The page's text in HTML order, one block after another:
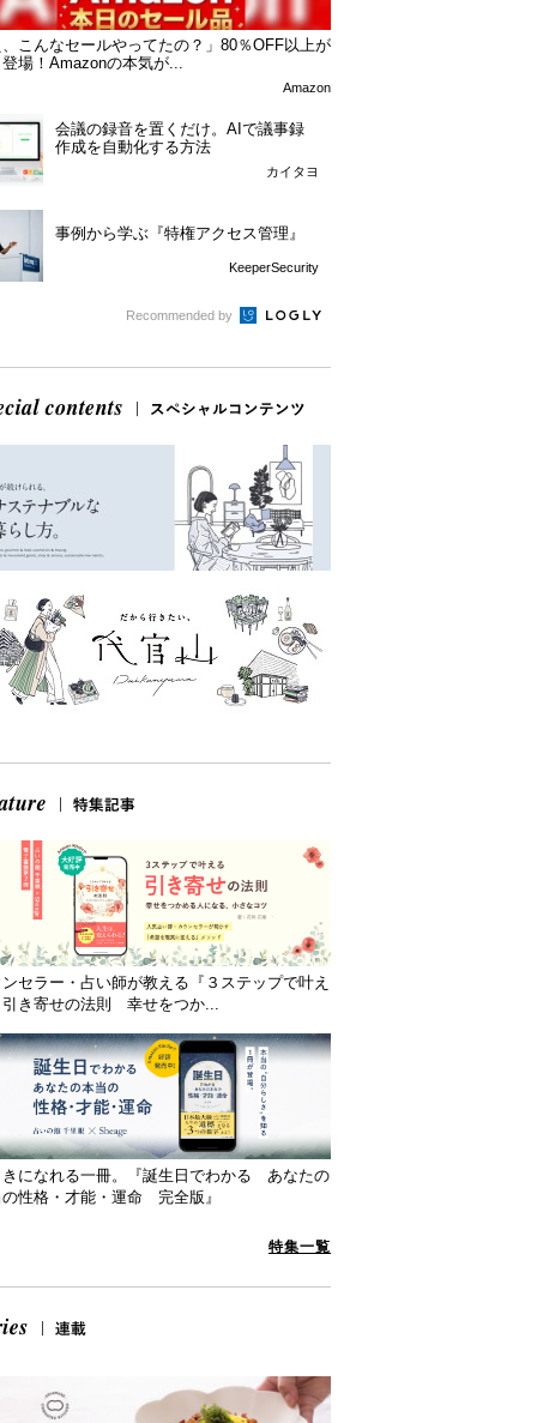
こんなセールやってたの？」80％OFF以上が
場！Amazonの本気が...
Amazon
会議の録音を置くだけ。AIで議事録
作成を自動化する方法
カイタヨ
事例から学ぶ『特権アクセス管理』
KeeperSecurity
Recommended by
セラー・占い師が教える『３ステップで叶え
き寄せの法則 幸せをつか...
きになれる一冊。『誕生日でわかる あなたの
性格・才能・運命 完全版』
特集一覧